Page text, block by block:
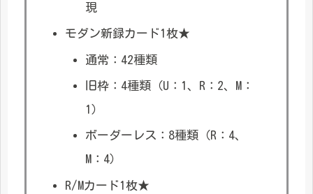
現
モダン新録カード1枚★
通常：42種類
旧枠：4種類（U：1、R：2、M：
1）
ボーダーレス：8種類（R：4、
M：4）
R/Mカード1枚★